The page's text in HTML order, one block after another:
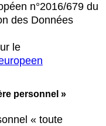
n°2016/679 du
des Données
le
personnel »
« toute